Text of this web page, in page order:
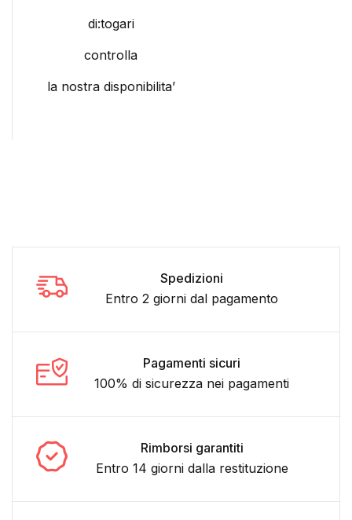
di:togari
controlla
la nostra disponibilita’
Spedizioni
Entro 2 giorni dal pagamento
Pagamenti sicuri
100% di sicurezza nei pagamenti
Rimborsi garantiti
Entro 14 giorni dalla restituzione